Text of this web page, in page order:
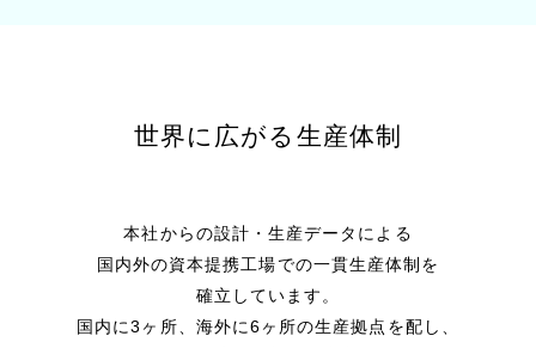
世界に広がる生産体制
本社からの設計・生産データによる
国内外の資本提携工場での一貫生産体制を
確立しています。
国内に3ヶ所、海外に6ヶ所の生産拠点を配し、